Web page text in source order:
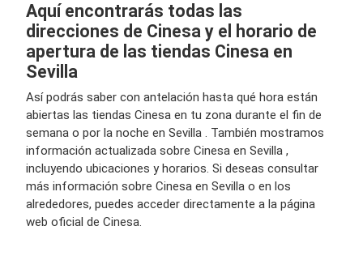
Aquí encontrarás todas las
direcciones de Cinesa y el horario de
apertura de las tiendas Cinesa en
Sevilla
Así podrás saber con antelación hasta qué hora están
abiertas las tiendas Cinesa en tu zona durante el fin de
semana o por la noche en Sevilla . También mostramos
información actualizada sobre Cinesa en Sevilla ,
incluyendo ubicaciones y horarios. Si deseas consultar
más información sobre Cinesa en Sevilla o en los
alrededores, puedes acceder directamente a la página
web oficial de Cinesa.